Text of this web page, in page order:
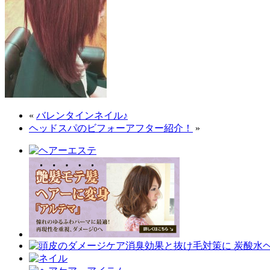
« バレンタインネイル♪
ヘッドスパのビフォーアフター紹介！
»